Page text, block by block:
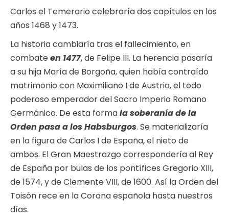
Carlos el Temerario celebraría dos capítulos en los
años 1468 y 1473.
La historia cambiaría tras el fallecimiento, en
combateen 1477, de Felipe III. La herencia pasaría
a su hija María de Borgoña, quien había contraído
matrimonio con Maximiliano I de Austria, el todo
poderoso emperador del Sacro Imperio Romano
Germánico. De esta formala soberanía de la
Orden pasa a los Habsburgos. Se materializaría
en la figura de Carlos I de España, el nieto de
ambos. El Gran Maestrazgo correspondería al Rey
de España por bulas de los pontífices Gregorio XIII,
de 1574, y de Clemente VIII, de 1600. Así la Orden del
Toisón rece en la Corona española hasta nuestros
días.